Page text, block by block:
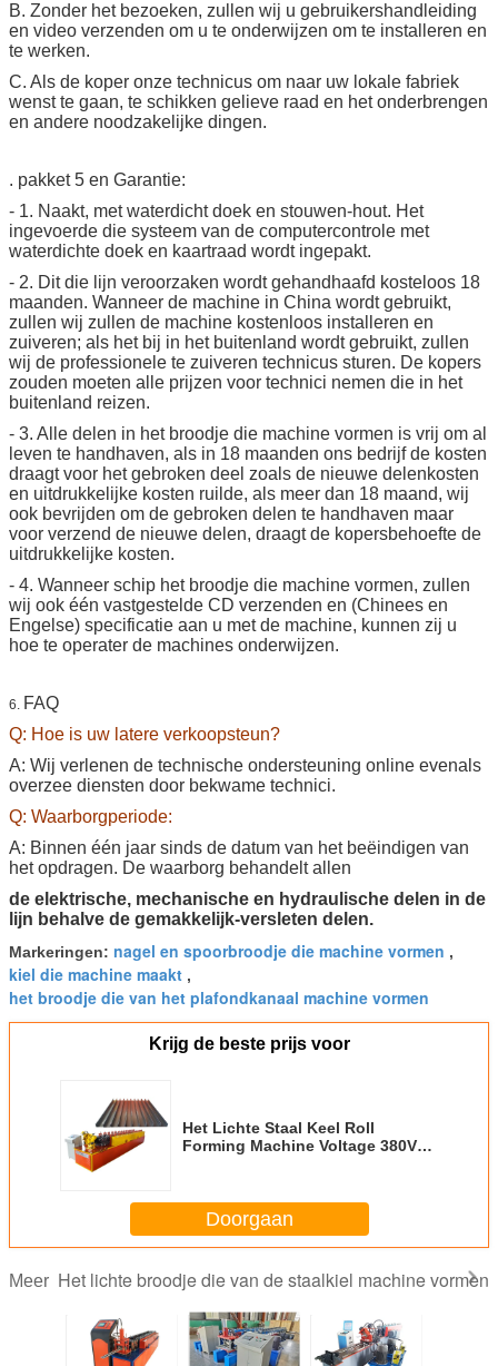
B. Zonder het bezoeken, zullen wij u gebruikershandleiding
en video verzenden om u te onderwijzen om te installeren en
te werken.
C. Als de koper onze technicus om naar uw lokale fabriek
wenst te gaan, te schikken gelieve raad en het onderbrengen
en andere noodzakelijke dingen.
. pakket 5 en Garantie:
- 1. Naakt, met waterdicht doek en stouwen-hout. Het
ingevoerde die systeem van de computercontrole met
waterdichte doek en kaartraad wordt ingepakt.
- 2. Dit die lijn veroorzaken wordt gehandhaafd kosteloos 18
maanden. Wanneer de machine in China wordt gebruikt,
zullen wij zullen de machine kostenloos installeren en
zuiveren; als het bij in het buitenland wordt gebruikt, zullen
wij de professionele te zuiveren technicus sturen. De kopers
zouden moeten alle prijzen voor technici nemen die in het
buitenland reizen.
- 3. Alle delen in het broodje die machine vormen is vrij om al
leven te handhaven, als in 18 maanden ons bedrijf de kosten
draagt voor het gebroken deel zoals de nieuwe delenkosten
en uitdrukkelijke kosten ruilde, als meer dan 18 maand, wij
ook bevrijden om de gebroken delen te handhaven maar
voor verzend de nieuwe delen, draagt de kopersbehoefte de
uitdrukkelijke kosten.
- 4. Wanneer schip het broodje die machine vormen, zullen
wij ook één vastgestelde CD verzenden en (Chinees en
Engelse) specificatie aan u met de machine, kunnen zij u
hoe te operater de machines onderwijzen.
6. FAQ
Q: Hoe is uw latere verkoopsteun?
A: Wij verlenen de technische ondersteuning online evenals
overzee diensten door bekwame technici.
Q: Waarborgperiode:
A: Binnen één jaar sinds de datum van het beëindigen van
het opdragen. De waarborg behandelt allen
de elektrische, mechanische en hydraulische delen in de
lijn behalve de gemakkelijk-versleten delen.
Markeringen: nagel en spoorbroodje die machine vormen ,
kiel die machine maakt ,
het broodje die van het plafondkanaal machine vormen
Krijg de beste prijs voor
Het Lichte Staal Keel Roll
Forming Machine Voltage 380V
Doorgaan
Meer Het lichte broodje die van de staalkiel machine vormen